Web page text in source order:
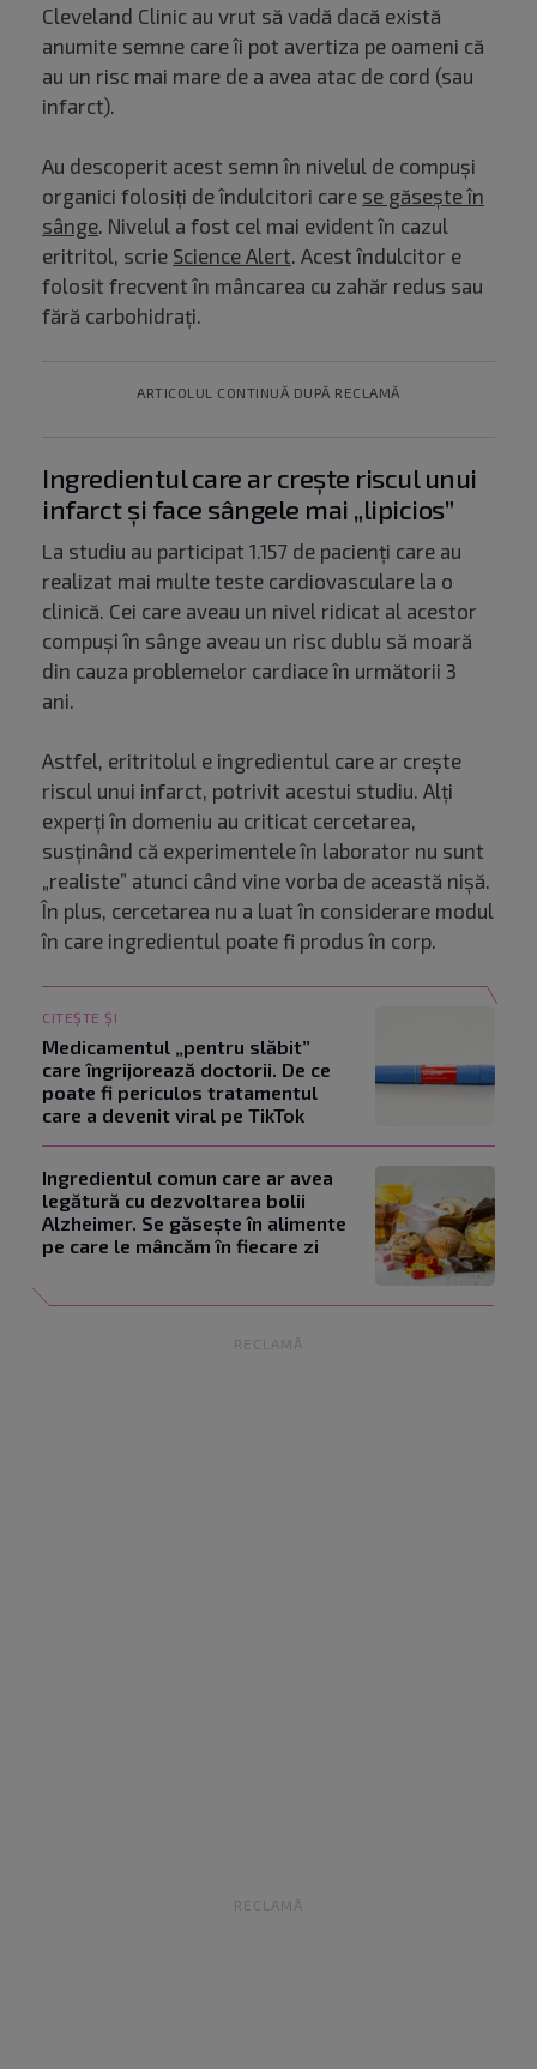
Cleveland Clinic au vrut să vadă dacă există
anumite semne care îi pot avertiza pe oameni că
au un risc mai mare de a avea atac de cord (sau
infarct).
Au descoperit acest semn în nivelul de compuși
organici folosiți de îndulcitori care se găsește în
sânge. Nivelul a fost cel mai evident în cazul
eritritol, scrie Science Alert. Acest îndulcitor e
folosit frecvent în mâncarea cu zahăr redus sau
fără carbohidrați.
ARTICOLUL CONTINUĂ DUPĂ RECLAMĂ
Ingredientul care ar crește riscul unui
infarct și face sângele mai „lipicios”
La studiu au participat 1.157 de pacienți care au
realizat mai multe teste cardiovasculare la o
clinică. Cei care aveau un nivel ridicat al acestor
compuși în sânge aveau un risc dublu să moară
din cauza problemelor cardiace în următorii 3
ani.
Astfel, eritritolul e ingredientul care ar crește
riscul unui infarct, potrivit acestui studiu. Alți
experți în domeniu au criticat cercetarea,
susținând că experimentele în laborator nu sunt
„realiste” atunci când vine vorba de această nișă.
În plus, cercetarea nu a luat în considerare modul
în care ingredientul poate fi produs în corp.
CITEȘTE ȘI
Medicamentul „pentru slăbit”
care îngrijorează doctorii. De ce
poate fi periculos tratamentul
care a devenit viral pe TikTok
Ingredientul comun care ar avea
legătură cu dezvoltarea bolii
Alzheimer. Se găsește în alimente
pe care le mâncăm în fiecare zi
RECLAMĂ
RECLAMĂ